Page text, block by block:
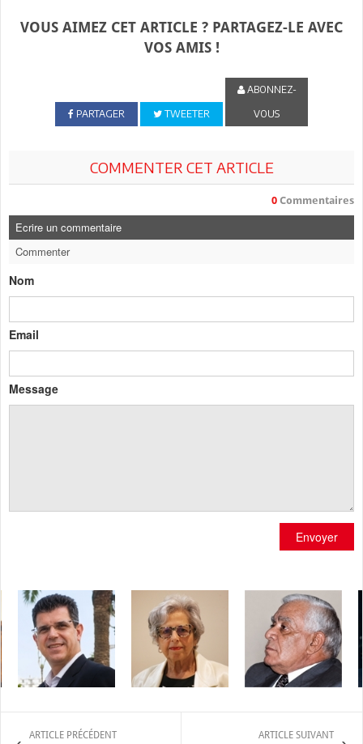
VOUS AIMEZ CET ARTICLE ? PARTAGEZ-LE AVEC
VOS AMIS !
PARTAGER TWEETER
ABONNEZ-
VOUS
COMMENTER CET ARTICLE
0 Commentaires
Ecrire un commentaire
Commenter
Nom
Email
Message
Envoyer
ARTICLE PRÉCÉDENT ARTICLE SUIVANT